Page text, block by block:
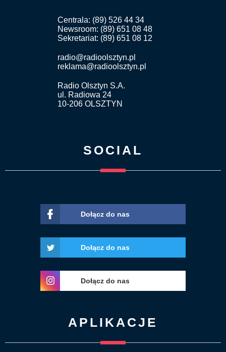
Centrala: (89) 526 44 34
Newsroom: (89) 651 08 48
Sekretariat: (89) 651 08 12
radio@radioolsztyn.pl
reklama@radioolsztyn.pl
Radio Olsztyn S.A.
ul. Radiowa 24
10-206 OLSZTYN
SOCIAL
Dołącz do nas
Dołącz do nas
Dołącz do nas
APLIKACJE